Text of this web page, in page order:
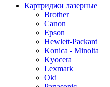
Картриджи лазерные
Brother
Canon
Epson
Hewlett-Packard
Konica - Minolta
Kyocera
Lexmark
Oki